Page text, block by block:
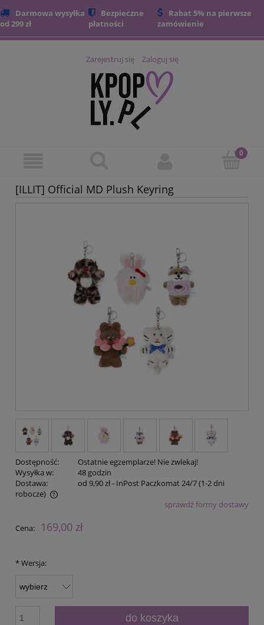
Darmowa wysyłka
od 299 zł
Bezpieczne
płatności
Rabat 5% na pierwsze
zamówienie
Zarejestruj się Zaloguj się
[ILLIT] Official MD Plush Keyring
Dostępność:
Ostatnie egzemplarze! Nie zwlekaj!
Wysyłka w:
48 godzin
Dostawa:
od 9,90 zł- InPost Paczkomat 24/7 (1-2 dni
robocze)
Cena nie zawiera ewentualnych kosztów płatnościsprawdź formy dostawy
Cena: 169,00 zł
*Wersja:
do koszyka